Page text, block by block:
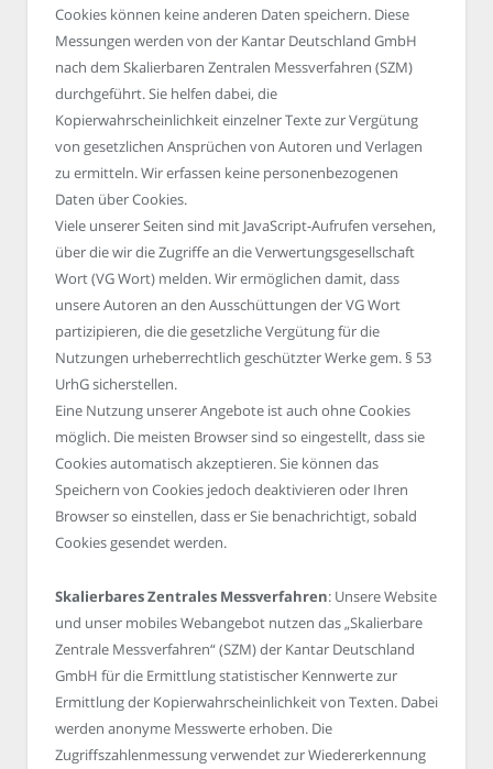
Cookies können keine anderen Daten speichern. Diese
Messungen werden von der Kantar Deutschland GmbH
nach dem Skalierbaren Zentralen Messverfahren (SZM)
durchgeführt. Sie helfen dabei, die
Kopierwahrscheinlichkeit einzelner Texte zur Vergütung
von gesetzlichen Ansprüchen von Autoren und Verlagen
zu ermitteln. Wir erfassen keine personenbezogenen
Daten über Cookies.
Viele unserer Seiten sind mit JavaScript-Aufrufen versehen,
über die wir die Zugriffe an die Verwertungsgesellschaft
Wort (VG Wort) melden. Wir ermöglichen damit, dass
unsere Autoren an den Ausschüttungen der VG Wort
partizipieren, die die gesetzliche Vergütung für die
Nutzungen urheberrechtlich geschützter Werke gem. § 53
UrhG sicherstellen.
Eine Nutzung unserer Angebote ist auch ohne Cookies
möglich. Die meisten Browser sind so eingestellt, dass sie
Cookies automatisch akzeptieren. Sie können das
Speichern von Cookies jedoch deaktivieren oder Ihren
Browser so einstellen, dass er Sie benachrichtigt, sobald
Cookies gesendet werden.
Skalierbares Zentrales Messverfahren: Unsere Website
und unser mobiles Webangebot nutzen das „Skalierbare
Zentrale Messverfahren“ (SZM) der Kantar Deutschland
GmbH für die Ermittlung statistischer Kennwerte zur
Ermittlung der Kopierwahrscheinlichkeit von Texten. Dabei
werden anonyme Messwerte erhoben. Die
Zugriffszahlenmessung verwendet zur Wiedererkennung